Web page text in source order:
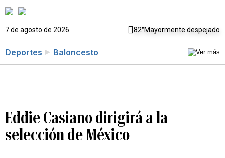
7 de agosto de 2026 82°Mayormente despejado
Deportes Baloncesto
Eddie Casiano dirigirá a la
selección de México